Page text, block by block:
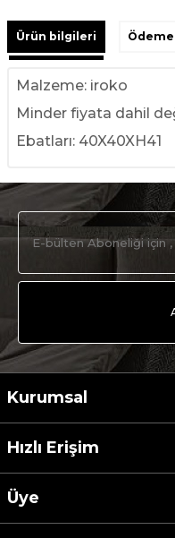
Ürün bilgileri
Malzeme: iroko
Minder fiyata dahil
Ebatları: 40X40XH41
Kurumsal
Hızlı Erişim
Üye